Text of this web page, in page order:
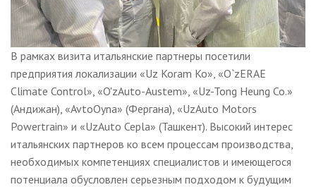
В рамках визита итальянские партнеры посетили
предприятия локализации «Uz Koram Ko», «O`zERAE
Climate Control», «O'zAuto-Austem», «Uz-Tong Heung Co.»
(Андижан), «AvtoOyna» (Фергана), «UzAuto Motors
Powertrain» и «UzAuto Cepla» (Ташкент). Высокий интерес
итальянских партнеров ко всем процессам производства,
необходимых компетенциях специалистов и имеющегося
потенциала обусловлен серьезным подходом к будущим